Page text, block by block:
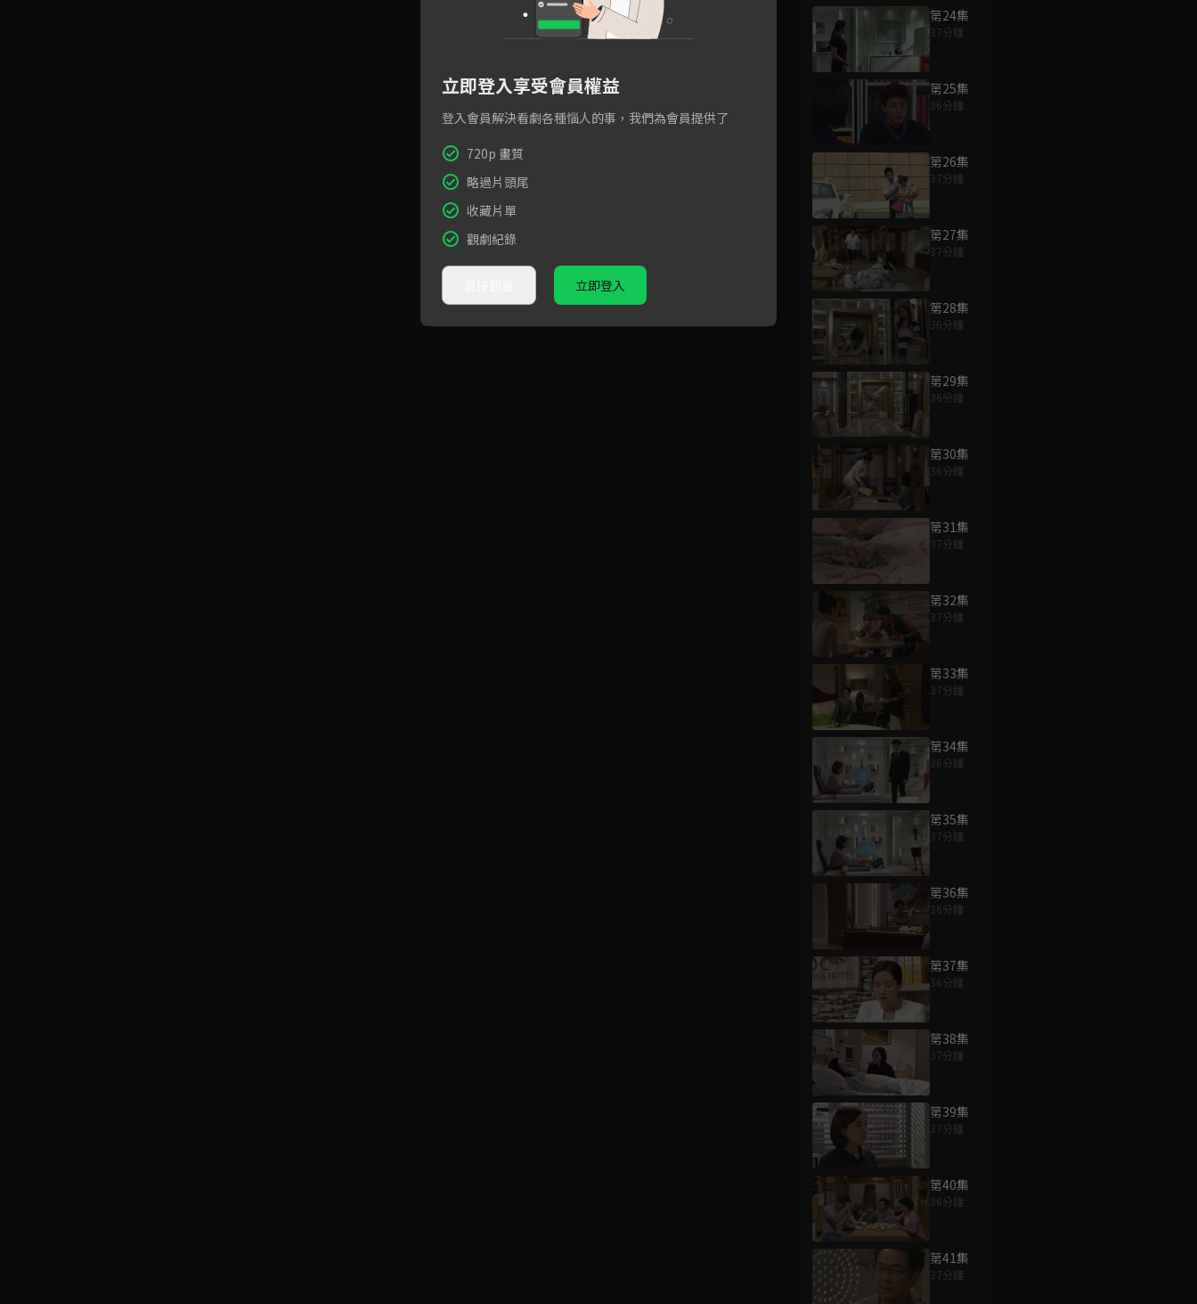
第24集
37分鐘
第25集
36分鐘
第26集
37分鐘
第27集
37分鐘
第28集
36分鐘
第29集
36分鐘
第30集
36分鐘
第31集
37分鐘
第32集
37分鐘
第33集
37分鐘
第34集
36分鐘
第35集
37分鐘
第36集
36分鐘
第37集
36分鐘
第38集
37分鐘
第39集
37分鐘
第40集
36分鐘
第41集
37分鐘
立即登入享受會員權益
登入會員解決看劇各種惱人的事，我們為會員提供了
720p 畫質
略過片頭尾
收藏片單
觀劇紀錄
立即登入